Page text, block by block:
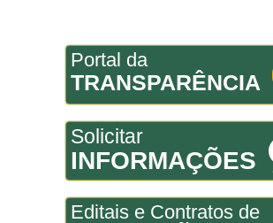
Portal da
TRANSPARÊNCIA
Solicitar
INFORMAÇÕES
Editais e Contratos de